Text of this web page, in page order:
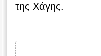
της Χάγης.